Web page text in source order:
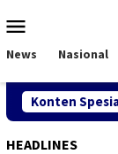
ke
Mobile
News Nasional
Konten
SPK TKBM di
HEADLINES